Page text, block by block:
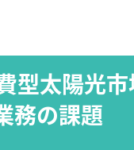
型太陽光
務の課題